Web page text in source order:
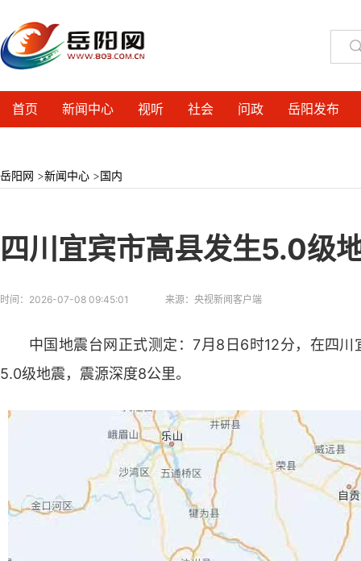
首页 新闻中心 视听 社会 问政 岳阳发布
岳阳网 >新闻中心 >国内
四川宜宾市高县发生5.0级
时间： 2026-07-08 09:45:01 来源： 央视新闻客户端
中国地震台网正式测定：7月8日6时12分，在四
5.0级地震，震源深度8公里。